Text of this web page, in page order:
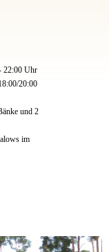
22:00 Uhr
20:00
und 2
im